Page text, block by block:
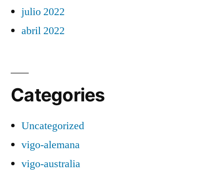
julio 2022
abril 2022
Categories
Uncategorized
vigo-alemana
vigo-australia